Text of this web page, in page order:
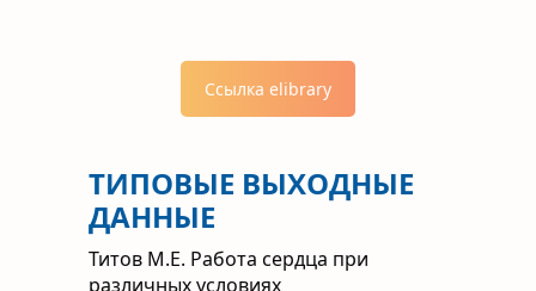
Ссылка elibrary
ТИПОВЫЕ ВЫХОДНЫЕ
ДАННЫЕ
Титов М.Е. Работа сердца при
различных условиях